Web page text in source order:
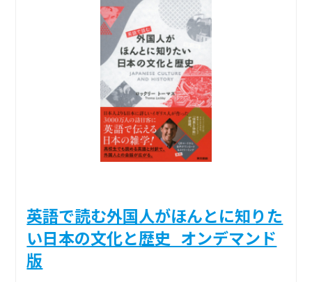
英語で読む外国人がほんとに知りた
い日本の文化と歴史_オンデマンド
版